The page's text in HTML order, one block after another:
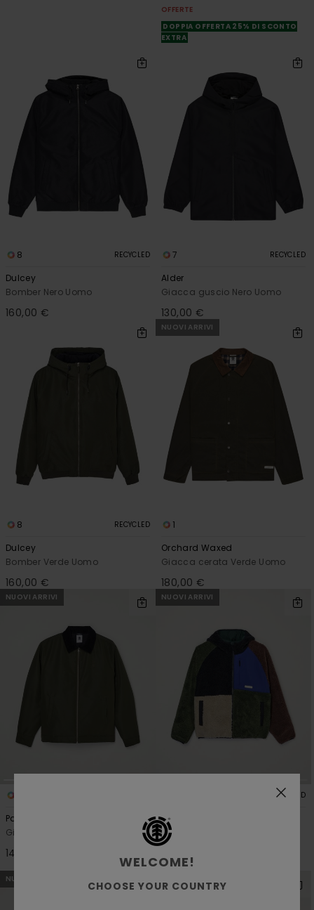
OFFERTE
DOPPIA OFFERTA 25% DI SCONTO
EXTRA
8 RECYCLED
Dulcey
Bomber Nero Uomo
160,00 €
7 RECYCLED
Alder
Giacca guscio Nero Uomo
130,00 €
8 RECYCLED
Dulcey
Bomber Verde Uomo
160,00 €
NUOVI ARRIVI
1
Orchard Waxed
Giacca cerata Verde Uomo
180,00 €
NUOVI ARRIVI
Parker
Giacca in Tela Verde Uomo
145,00 €
NUOVI ARRIVI
RECYCLED
Wolfe Sherpa
Felpa in sherpa reversibile Multi
Uomo
160,00 €
NUOVI ARRIVI
WELCOME!
CHOOSE YOUR COUNTRY